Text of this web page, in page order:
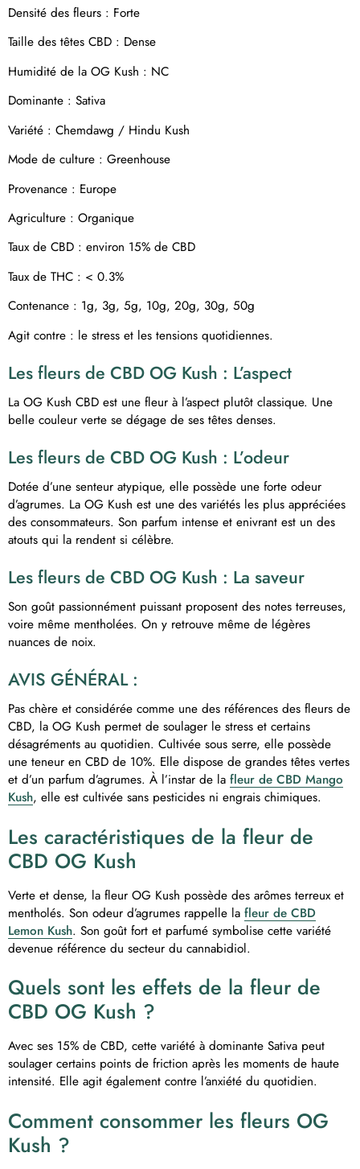
Densité des fleurs : Forte
Taille des têtes CBD : Dense
Humidité de la OG Kush : NC
Dominante : Sativa
Variété : Chemdawg / Hindu Kush
Mode de culture : Greenhouse
Provenance : Europe
Agriculture : Organique
Taux de CBD : environ 15% de CBD
Taux de THC : < 0.3%
Contenance : 1g, 3g, 5g, 10g, 20g, 30g, 50g
Agit contre : le stress et les tensions quotidiennes.
Les fleurs de CBD OG Kush : L’aspect
La OG Kush CBD est une fleur à l’aspect plutôt classique. Une
belle couleur verte se dégage de ses têtes denses.
Les fleurs de CBD OG Kush : L’odeur
Dotée d’une senteur atypique, elle possède une forte odeur
d’agrumes. La OG Kush est une des variétés les plus appréciées
des consommateurs. Son parfum intense et enivrant est un des
atouts qui la rendent si célèbre.
Les fleurs de CBD OG Kush : La saveur
Son goût passionnément puissant proposent des notes terreuses,
voire même mentholées. On y retrouve même de légères
nuances de noix.
AVIS GÉNÉRAL :
Pas chère et considérée comme une des références des fleurs de
CBD, la OG Kush permet de soulager le stress et certains
désagréments au quotidien. Cultivée sous serre, elle possède
une teneur en CBD de 10%. Elle dispose de grandes têtes vertes
et d’un parfum d’agrumes. À l’instar de la fleur de CBD Mango
Kush, elle est cultivée sans pesticides ni engrais chimiques.
Les caractéristiques de la fleur de
CBD OG Kush
Verte et dense, la fleur OG Kush possède des arômes terreux et
mentholés. Son odeur d’agrumes rappelle la fleur de CBD
Lemon Kush. Son goût fort et parfumé symbolise cette variété
devenue référence du secteur du cannabidiol.
Quels sont les effets de la fleur de
CBD OG Kush ?
Avec ses 15% de CBD, cette variété à dominante Sativa peut
soulager certains points de friction après les moments de haute
intensité. Elle agit également contre l’anxiété du quotidien.
Comment consommer les fleurs OG
Kush ?